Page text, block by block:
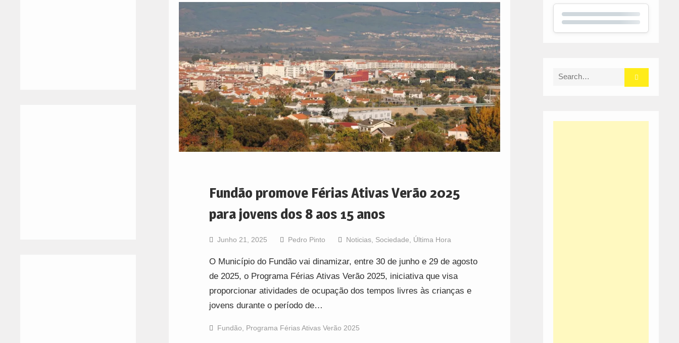
Fundão promove Férias Ativas Verão 2025
para jovens dos 8 aos 15 anos
Junho 21, 2025 Pedro Pinto Noticias, Sociedade Última Hora
O Município do Fundão vai dinamizar, entre 30 de junho e 29 de agosto
de 2025, o Programa Férias Ativas Verão 2025, iniciativa que visa
proporcionar atividades de ocupação dos tempos livres às crianças e
jovens durante o período de…
Fundão Programa Férias Ativas Verão 2025
Search